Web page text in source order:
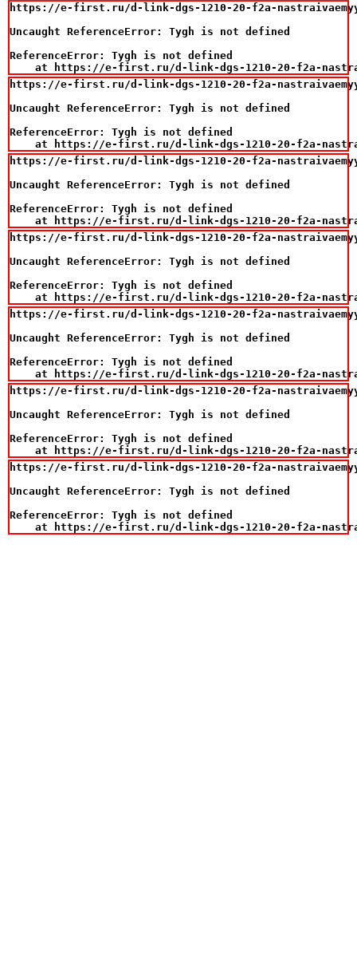
https://e-first.ru/d-link-dgs-1210-20-f2a-nastraivaemyy-
Uncaught ReferenceError: Tygh is not defined
ReferenceError: Tygh is not defined
at https://e-first.ru/d-link-dgs-1210-20-f2a-
https://e-first.ru/d-link-dgs-1210-20-f2a-nastraivaemyy-
Uncaught ReferenceError: Tygh is not defined
ReferenceError: Tygh is not defined
at https://e-first.ru/d-link-dgs-1210-20-f2a-
https://e-first.ru/d-link-dgs-1210-20-f2a-nastraivaemyy-
Uncaught ReferenceError: Tygh is not defined
ReferenceError: Tygh is not defined
at https://e-first.ru/d-link-dgs-1210-20-f2a-
https://e-first.ru/d-link-dgs-1210-20-f2a-nastraivaemyy-
Uncaught ReferenceError: Tygh is not defined
ReferenceError: Tygh is not defined
at https://e-first.ru/d-link-dgs-1210-20-f2a-
https://e-first.ru/d-link-dgs-1210-20-f2a-nastraivaemyy-
Uncaught ReferenceError: Tygh is not defined
ReferenceError: Tygh is not defined
at https://e-first.ru/d-link-dgs-1210-20-f2a-
https://e-first.ru/d-link-dgs-1210-20-f2a-nastraivaemyy-
Uncaught ReferenceError: Tygh is not defined
ReferenceError: Tygh is not defined
at https://e-first.ru/d-link-dgs-1210-20-f2a-
https://e-first.ru/d-link-dgs-1210-20-f2a-nastraivaemyy-
Uncaught ReferenceError: Tygh is not defined
ReferenceError: Tygh is not defined
at https://e-first.ru/d-link-dgs-1210-20-f2a-